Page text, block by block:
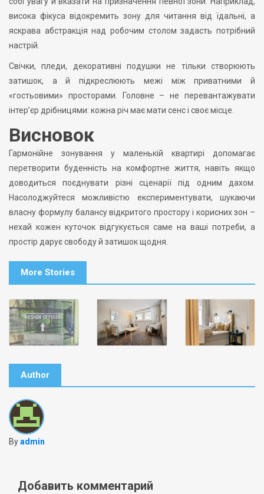
висока фікуса відокремить зону для читання від їдальні, а
яскрава абстракція над робочим столом задасть потрібний
настрій.
Свічки, пледи, декоративні подушки не тільки створюють
затишок, а й підкреслюють межі між приватними й
«гостьовими» просторами. Головне – не перевантажувати
інтер’єр дрібницями: кожна річ має мати сенс і своє місце.
Висновок
Гармонійне зонування у маленькій квартирі допомагає
перетворити буденність на комфортне життя, навіть якщо
доводиться поєднувати різні сценарії під одним дахом.
Насолоджуйтеся можливістю експериментувати, шукаючи
власну формулу балансу відкритого простору і корисних зон –
нехай кожен куточок відгукується саме на ваші потреби, а
простір дарує свободу й затишок щодня.
More Stories
Author
Byadmin
Добавить комментарий